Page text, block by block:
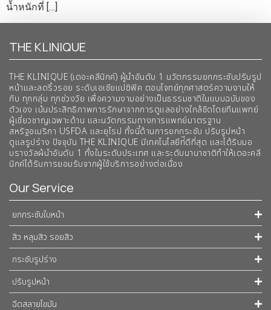
น้ำหนักที่ […]
THE KLINIQUE
THE KLINIQUE (เดอะคลีนิกค์) ผู้นำอันดับ 1 นวัตกรรมยกกระชับปรับรูป
หน้าและลดริ้วรอย ระดับเอเชียแปซิฟิค ตอบโจทย์ทุกศาสตร์ความงามให้
กับ ทุกกลุ่ม ทุกช่วงวัย เพื่อความงามอย่างเป็นธรรมชาติในแบบฉบับของ
ตัวเอง เน้นประสิทธิภาพการรักษาจากการดูแลอย่างใกล้ชิดโดยทีมแพทย์
ผู้เชี่ยวชาญเฉพาะด้าน และนวัตกรรมทางการแพทย์มาตรฐาน
สหรัฐอเมริกา USFDA และยุโรป ทั้งนี้ด้านการยกกระชับ ปรับรูปหน้า
ดูแลรูปร่าง ปัจจุบัน THE KLINIQUE มีเทคโนโลยีท่ีดีที่สุด และได้รับมอ
บรางวัลผ้นำอันดับ 1 ทั้งในระดับประเทศ และระดับนานาชาติทําให้เดอะคลี
นิกค์ได้รับการยอมรับจากผู้ใช้บริการอย่างต่อเนื่อง
Our Service
ยกกระชับใบหน้า
สิว หลุมสิว รอยสิว
กระชับรูปร่าง
ปรับรูปหน้า
ฉีดสลายไขมัน